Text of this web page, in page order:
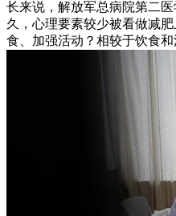
长来说，解放军总病院第二
久，心理要素较少被看做减
食、加强活动？相较于饮食和